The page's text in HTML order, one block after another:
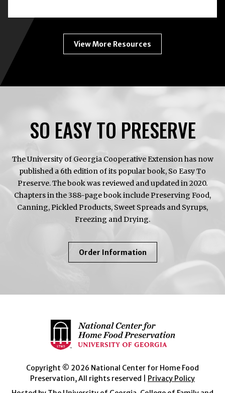
View More Resources
SO EASY TO PRESERVE
The University of Georgia Cooperative Extension has now
published a 6th edition of its popular book, So Easy To
Preserve. The book was reviewed and updated in 2020.
Chapters in the 388-page book include Preserving Food,
Canning, Pickled Products, Sweet Spreads and Syrups,
Freezing and Drying.
Order InformationAbout
So
Copyright © 2026 National Center for Home Food
Preservation, All rights reserved | Privacy Policy